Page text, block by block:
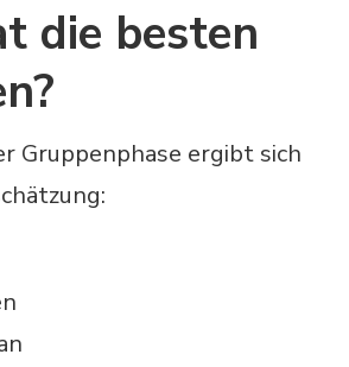
die besten
Gruppenphase ergibt sich